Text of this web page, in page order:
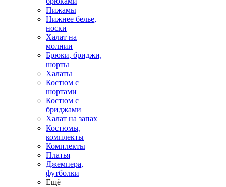
Пижамы
Нижнее белье,
носки
Халат на
молнии
Брюки, бриджи,
шорты
Халаты
Костюм с
шортами
Костюм с
бриджами
Халат на запах
Костюмы,
комплекты
Комплекты
Платья
Джемпера,
футболки
Ещё